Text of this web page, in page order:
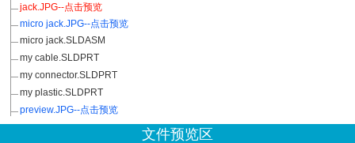
jack.JPG--点击预览
micro jack.JPG--点击预览
micro jack.SLDASM
my cable.SLDPRT
my connector.SLDPRT
my plastic.SLDPRT
preview.JPG--点击预览
文件预览区